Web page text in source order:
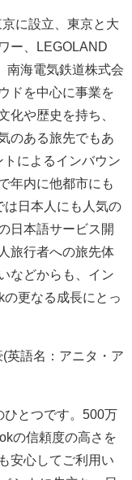
に設立、東京と大
ー、LEGOLAND
南海電気鉄道株式会
ドを中心に事業を
化や歴史を持ち、
のある旅先でもあ
によるインバウン
年内に他都市にも
日本人にも人気の
日本語サービス開
旅行者への旅先体
などからも、イン
更なる成長にとっ
英語名：アニタ・ア
ひとつです。500万
の信頼度の高さを
安心してご利用い